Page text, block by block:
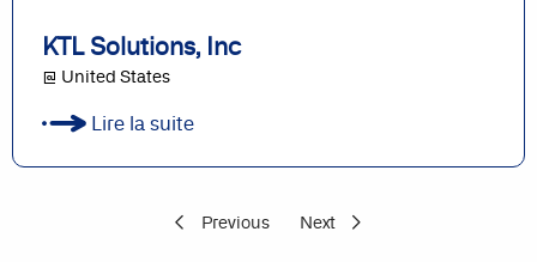
KTL Solutions, Inc
@ United States
Lire la suite
Previous Next